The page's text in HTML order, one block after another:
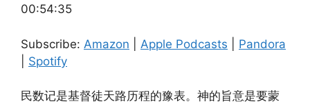
Amazon
RSS FEED
SHARE
LINK
EMBED
00:54:35
Subscribe: Amazon Apple Podcasts
Pandora
Spotify
民数记是基督徒天路历程的豫表。神的旨意是要蒙